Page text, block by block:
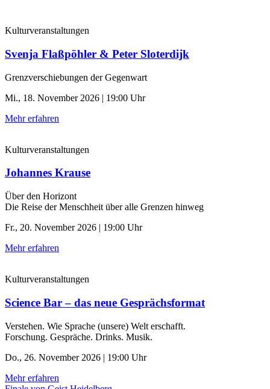
Kulturveranstaltungen
Svenja Flaßpöhler & Peter Sloterdijk
Grenzverschiebungen der Gegenwart
Mi., 18. November 2026 | 19:00 Uhr
Mehr erfahren
Kulturveranstaltungen
Johannes Krause
Über den Horizont
Die Reise der Menschheit über alle Grenzen hinweg
Fr., 20. November 2026 | 19:00 Uhr
Mehr erfahren
Kulturveranstaltungen
Science Bar – das neue Gesprächsformat
Verstehen. Wie Sprache (unsere) Welt erschafft.
Forschung. Gespräche. Drinks. Musik.
Do., 26. November 2026 | 19:00 Uhr
Mehr erfahren